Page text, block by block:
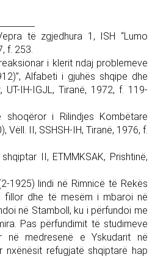
të zgjedhura 1, ISH “Lumo
f. 253.
i klerit ndaj problemeve
Alfabeti i gjuhës shqipe dhe
UT-IH-IGJL, Tiranë, 1972, f. 119-
i Rilindjes Kombëtare
Vëll. II, SSHSH-IH, Tiranë, 1976, f.
II, ETMMKSAK, Prishtinë,
1925) lindi në Rimnicë të Rekës
fillor dhe të mesëm i mbaroi në
në Stamboll, ku i përfundoi me
Pas përfundimit të studimeve
në medresenë e Yskudarit në
nxënësit refugjatë shqiptarë hap